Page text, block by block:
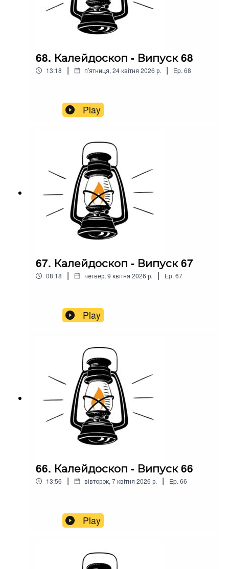
68. Калейдоскоп - Випуск 68
13:18 | пʼятниця, 24 квітня 2026 р. | Ep. 68
Play
67. Калейдоскоп - Випуск 67
08:18 | четвер, 9 квітня 2026 р. | Ep. 67
Play
66. Калейдоскоп - Випуск 66
13:56 | вівторок, 7 квітня 2026 р. | Ep. 66
Play